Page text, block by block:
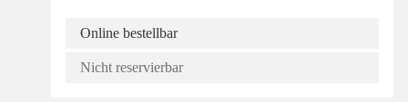
Online bestellbar
Nicht reservierbar